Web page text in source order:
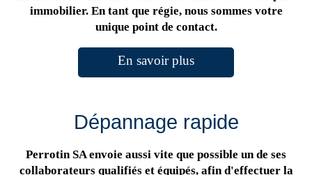
immobilier. En tant que régie, nous sommes votre
unique point de contact.
En savoir plus
Dépannage rapide
Perrotin SA envoie aussi vite que possible un de ses
collaborateurs qualifiés et équipés, afin d'effectuer la